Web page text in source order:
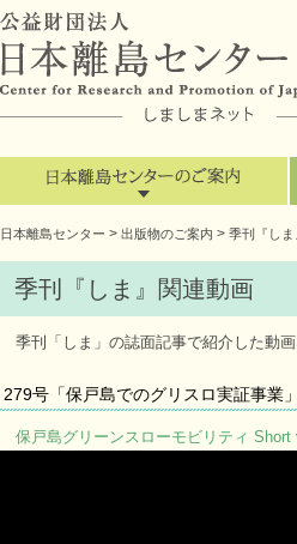
日本離島センター > 出版物のご案内 > 季刊『しま
季刊『しま』関連動画
季刊「しま」の誌面記事で紹介した動
279号「保戸島でのグリスロ実証事業」
保戸島グリーンスローモビリティ Short